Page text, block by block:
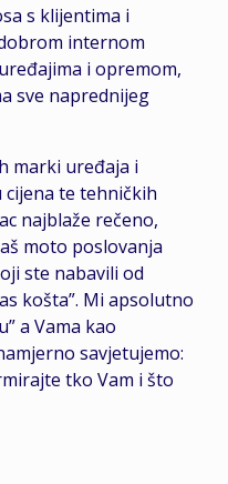
s klijentima i
internom
i opremom,
sve naprednijeg
marki uređaja i
te tehničkih
najblaže rečeno,
moto poslovanja
ste nabavili od
košta”. Mi apsolutno
a Vama kao
savjetujemo:
tko Vam i što